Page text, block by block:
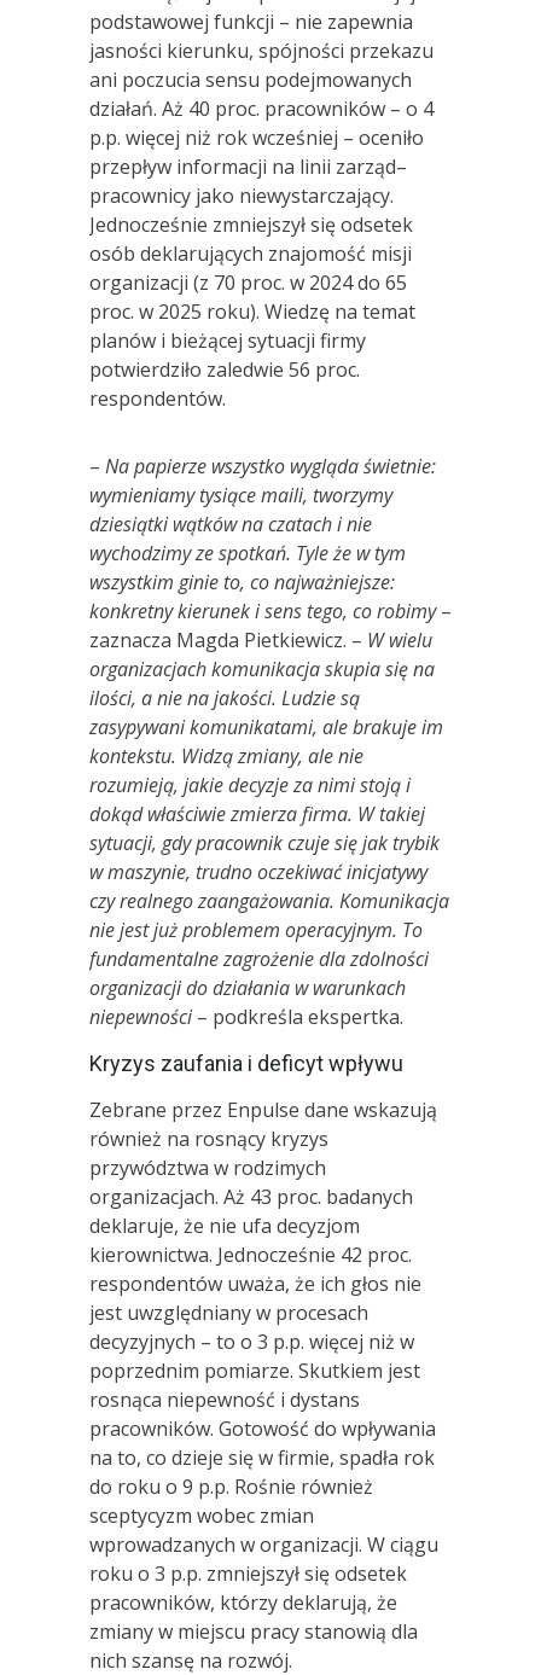
podstawowej funkcji – nie zapewnia
jasności kierunku, spójności przekazu
ani poczucia sensu podejmowanych
działań. Aż 40 proc. pracowników – o 4
p.p. więcej niż rok wcześniej – oceniło
przepływ informacji na linii zarząd–
pracownicy jako niewystarczający.
Jednocześnie zmniejszył się odsetek
osób deklarujących znajomość misji
organizacji (z 70 proc. w 2024 do 65
proc. w 2025 roku). Wiedzę na temat
planów i bieżącej sytuacji firmy
potwierdziło zaledwie 56 proc.
respondentów.
– Na papierze wszystko wyglądaświetnie:
wymieniamy tysiące maili, tworzymy
dziesiątki wątków na czatach i nie
wychodzimy ze spotkań. Tyle że w tym
wszystkim ginie to, co najważniejsze:
konkretny kierunek i sens tego, co robimy–
zaznacza Magda Pietkiewicz. – W wielu
organizacjach komunikacja skupia się na
ilości, a nie na jakości. Ludzie są
zasypywani komunikatami, ale brakuje im
kontekstu. Widzą zmiany, ale nie
rozumieją, jakie decyzje za nimi stoją i
dokąd właściwie zmierza firma. W takiej
sytuacji, gdy pracownik czuje się jak trybik
w maszynie, trudno oczekiwać inicjatywy
czy realnego zaangażowania. Komunikacja
nie jest już problemem operacyjnym. To
fundamentalne zagrożenie dla zdolności
organizacji do działania w warunkach
niepewności– podkreśla ekspertka.
Kryzys zaufania i deficyt wpływu
Zebrane przez Enpulse dane wskazują
również na rosnący kryzys
przywództwa w rodzimych
organizacjach. Aż 43 proc. badanych
deklaruje, że nie ufa decyzjom
kierownictwa. Jednocześnie 42 proc.
respondentów uważa, że ich głos nie
jest uwzględniany w procesach
decyzyjnych – to o 3 p.p. więcej niż w
poprzednim pomiarze. Skutkiem jest
rosnąca niepewność i dystans
pracowników. Gotowość do wpływania
na to, co dzieje się w firmie, spadła rok
do roku o 9 p.p. Rośnie również
sceptycyzm wobec zmian
wprowadzanych w organizacji. W ciągu
roku o 3 p.p. zmniejszył się odsetek
pracowników, którzy deklarują, że
zmiany w miejscu pracy stanowią dla
nich szansę na rozwój.